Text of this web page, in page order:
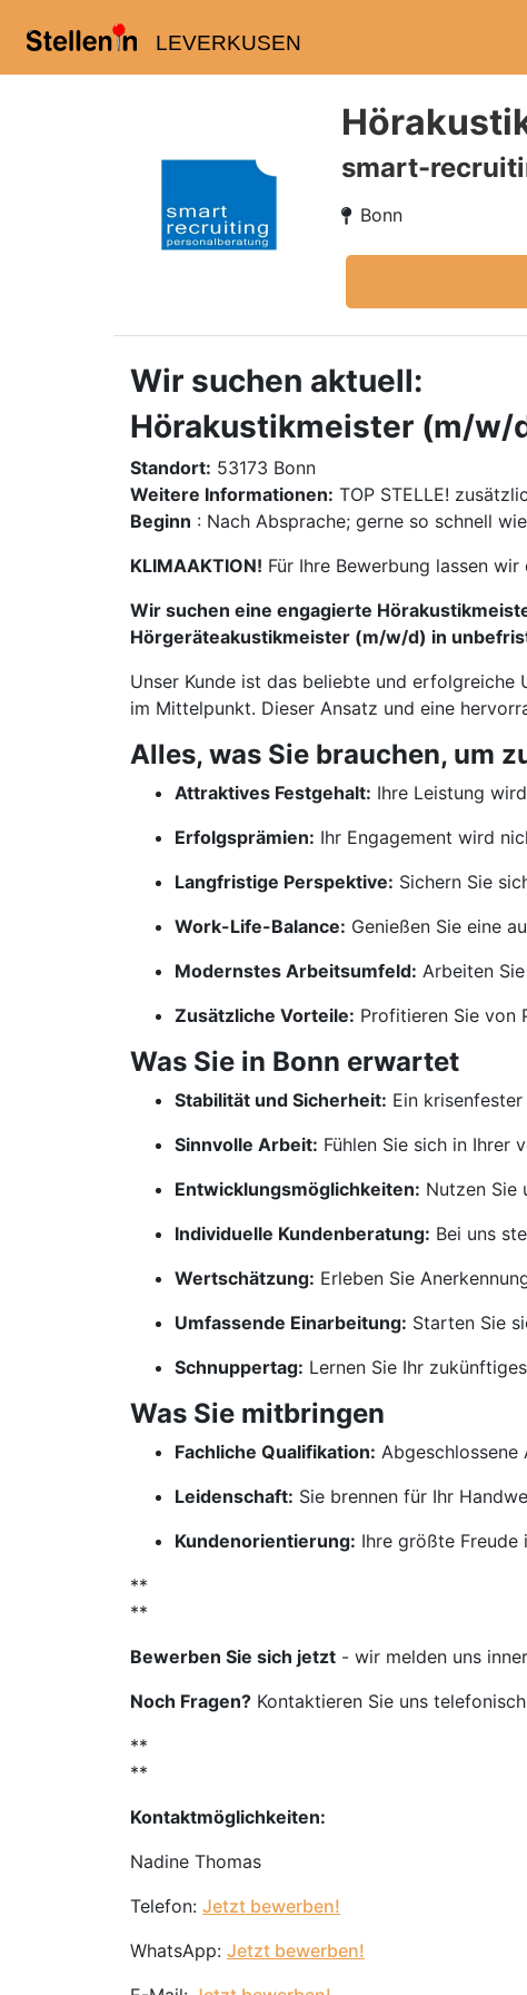
LEVERKUSEN
smart-
Bonn
Wir suchen aktuell:
Hörakustikmeister (m/w/
Standort: 53173 Bonn
Weitere Informationen: TOP STELLE!
Beginn : Nach Absprache; gerne so schnell
KLIMAAKTION! Für Ihre Bewerbung lassen
Wir suchen eine engagierte
Hörgeräteakustikmeister (m/w/d) in
Unser Kunde ist das beliebte und
im Mittelpunkt. Dieser Ansatz und eine
Alles, was Sie brauchen, um
Attraktives Festgehalt: Ihre Leistung
Erfolgsprämien: Ihr Engagement wird
Langfristige Perspektive: Sichern Sie
Work-Life-Balance: Genießen Sie eine
Modernstes Arbeitsumfeld: Arbeiten
Zusätzliche Vorteile: Profitieren Sie von
Was Sie in Bonn erwartet
Stabilität und Sicherheit: Ein
Sinnvolle Arbeit: Fühlen Sie sich in Ihrer
Entwicklungsmöglichkeiten: Nutzen Sie
Individuelle Kundenberatung: Bei uns
Wertschätzung: Erleben Sie
Umfassende Einarbeitung: Starten Sie
Schnuppertag: Lernen Sie Ihr
Was Sie mitbringen
Fachliche Qualifikation:
Leidenschaft: Sie brennen für Ihr
Kundenorientierung: Ihre größte Freude
**
**
Bewerben Sie sich jetzt - wir melden uns
Noch Fragen? Kontaktieren Sie uns
**
**
Kontaktmöglichkeiten:
Nadine Thomas
Telefon: Jetzt bewerben!
WhatsApp: Jetzt bewerben!